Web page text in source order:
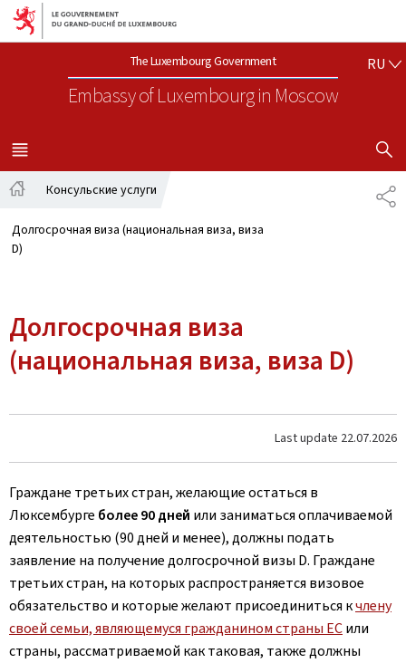
Aller au menu principal
Aller au contenu
The Luxembourg Government
Embassy of Luxembourgin Moscow
RU
MENU
MAIN
SHOW
Консульские услуги
Долгосрочная виза (национальная виза, виза
D)
Долгосрочная виза
(национальная виза, виза D)
Last update 22.07.2026
Граждане третьих стран, желающие остаться в
Люксембурге более 90 дней или заниматься оплачиваемой
деятельностью (90 дней и менее), должны подать
заявление на получение долгосрочной визы D. Граждане
третьих стран, на которых распространяется визовое
обязательство и которые желают присоединиться кчлену
своей семьи, являющемуся гражданином страны ЕСили
страны, рассматриваемой как таковая, также должны